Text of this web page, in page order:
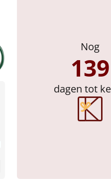
Nog
139
dagen tot